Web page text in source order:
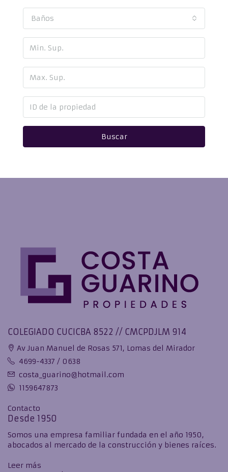
Baños
Buscar
COLEGIADO CUCICBA 8522 // CMCPDJLM 914
Av Juan Manuel de Rosas 571, Lomas del Mirador
4699-4337 / 0638
costa_guarino@hotmail.com
1159647873
Contacto
Desde 1950
Somos una empresa familiar fundada en el año 1950,
abocados al mercado de la construcción y bienes raíces.
Leer más